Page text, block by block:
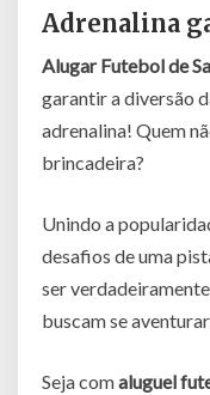
Adrenalina
Alugar Futebol de
garantir a diversão
adrenalina! Quem
brincadeira?
Unindo a
desafios de uma
ser
buscam se
Seja comaluguel